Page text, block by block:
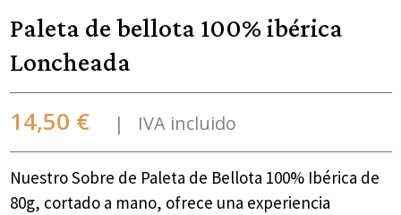
Paleta de bellota 100% ibérica
Loncheada
14,50 € IVA incluido
Nuestro Sobre de Paleta de Bellota 100% Ibérica de
80g, cortado a mano, ofrece una experiencia